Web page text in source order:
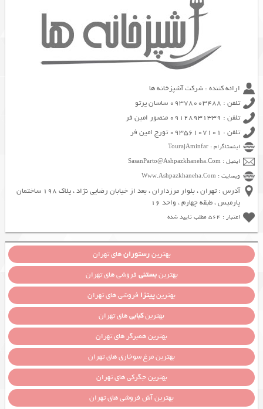
ارائه کننده : شرکت آشپزخانه ها
تلفن : 09378003488 ساسان پرتو
تلفن : 09128931339 منصور امین فر
تلفن : 09356107101 تورج امین فر
اینستاگرام : TourajAminfar
ایمیل : SasanParto@Ashpazkhaneha.Com
وبسایت : Www.Ashpazkhaneha.Com
آدرس : تهران ، بلوار مرزداران ، بعد از خیابان رضایی نژاد ، پلاک 198 ساختمان
پارمیس ، طبقه چهارم ، واحد 16
اعتبار : 564 مطلب تایید شده
بهترینرستورانهای تهران
بهترینبستنی فروشی های تهران
بهترینپیتزا فروشی های تهران
بهترینکبابیهای تهران
بهترین همبرگر های تهران
بهترین مرغ سوخاری های تهران
بهترین جگرکی های تهران
بهترین آش فروشی های تهران